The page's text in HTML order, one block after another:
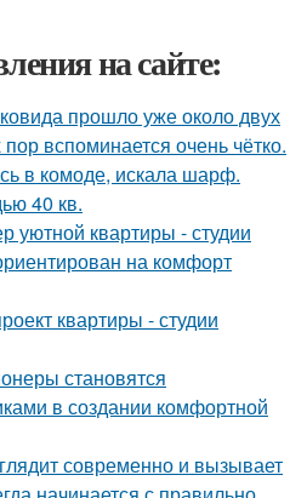
на сайте:
прошло уже около двух
вспоминается очень чётко.
в комоде, искала шарф.
40 кв.
уютной квартиры - студии
на комфорт
квартиры - студии
становятся
в создании комфортной
современно и вызывает